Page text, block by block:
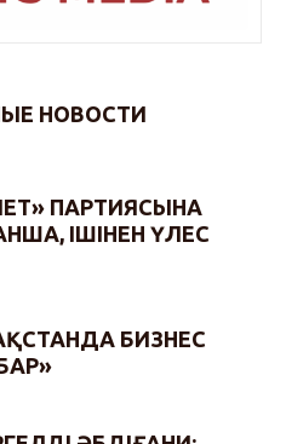
НОВОСТИ
ПАРТИЯСЫНА
ІШІНЕН ҮЛЕС
БИЗНЕС